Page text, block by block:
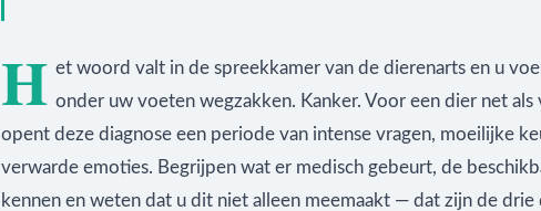
H et woord valt in de spreekkamer van de dierenarts en u
onder uw voeten wegzakken. Kanker. Voor een dier net als
opent deze diagnose een periode van intense vragen, moeilijke
verwarde emoties. Begrijpen wat er medisch gebeurt, de
kennen en weten dat u dit niet alleen meemaakt — dat zijn de drie